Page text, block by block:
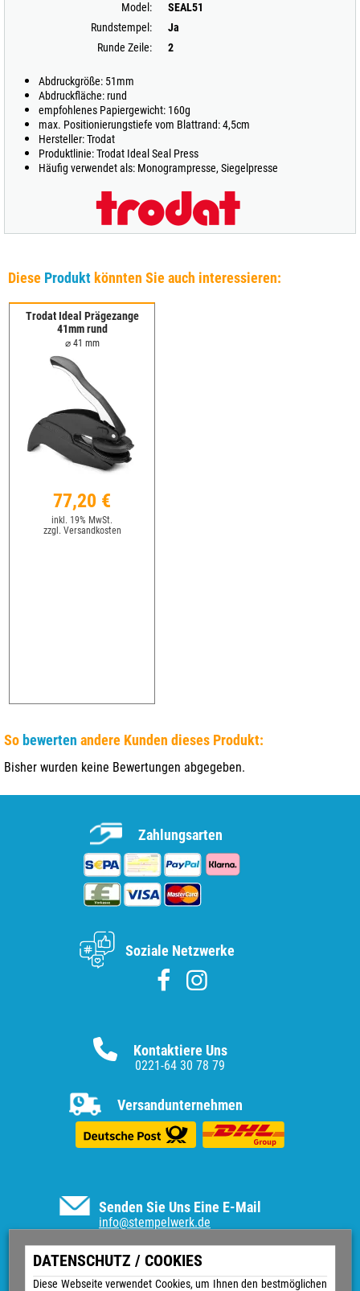
DATENSCHUTZ / COOKIES
Diese Webseite verwendet Cookies, um Ihnen den bestmöglichen
Model:
SEAL51
Rundstempel:
Ja
Runde Zeile:
2
Abdruckgröße: 51mm
Abdruckfläche: rund
empfohlenes Papiergewicht: 160g
max. Positionierungstiefe vom Blattrand: 4,5cm
Hersteller: Trodat
Produktlinie: Trodat Ideal Seal Press
Häufig verwendet als: Monogrampresse, Siegelpresse
Diese Produkt könnten Sie auch interessieren:
Trodat Ideal Prägezange
41mm rund
⌀ 41 mm
77,20 €
inkl. 19% MwSt.
zzgl. Versandkosten
So bewerten andere Kunden dieses Produkt:
Bisher wurden keine Bewertungen abgegeben.
Senden Sie Uns Eine E-Mail
info@stempelwerk.de
Informationen
Vertrag widerrufen
Kontaktiere Uns
0221-64 30 78 79
Versandunternehmen
Zahlungsarten
Soziale Netzwerke